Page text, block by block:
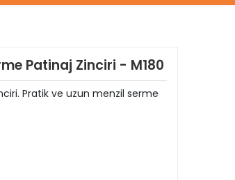
Patinaj Zinciri - M180
Pratik ve uzun menzil serme